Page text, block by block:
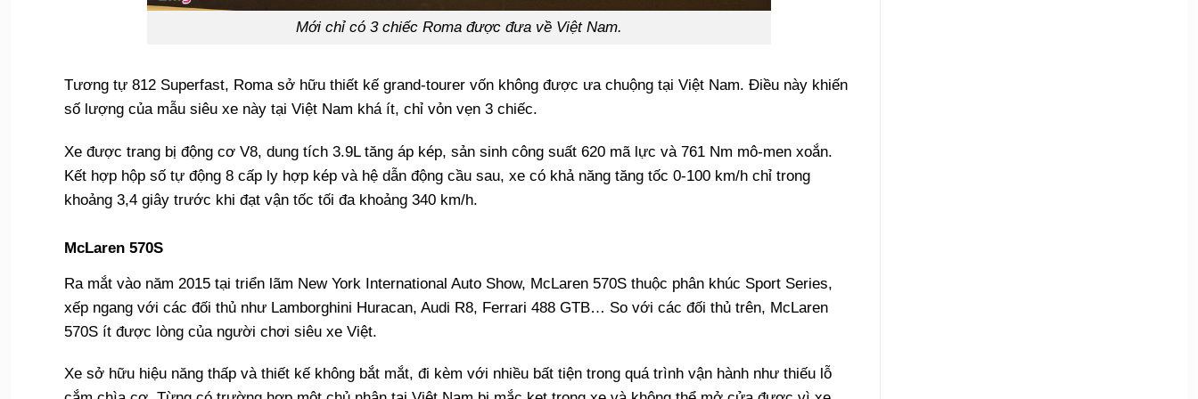
Mới chỉ có 3 chiếc Roma được đưa về Việt Nam.
Tương tự 812 Superfast, Roma sở hữu thiết kế grand-tourer vốn không được ưa chuộng tại Việt Nam. Điều này khiến
số lượng của mẫu siêu xe này tại Việt Nam khá ít, chỉ vỏn vẹn 3 chiếc.
Xe được trang bị động cơ V8, dung tích 3.9L tăng áp kép, sản sinh công suất 620 mã lực và 761 Nm mô-men xoắn.
Kết hợp hộp số tự động 8 cấp ly hợp kép và hệ dẫn động cầu sau, xe có khả năng tăng tốc 0-100 km/h chỉ trong
khoảng 3,4 giây trước khi đạt vận tốc tối đa khoảng 340 km/h.
McLaren 570S
Ra mắt vào năm 2015 tại triển lãm New York International Auto Show, McLaren 570S thuộc phân khúc Sport Series,
xếp ngang với các đối thủ như Lamborghini Huracan, Audi R8, Ferrari 488 GTB… So với các đối thủ trên, McLaren
570S ít được lòng của người chơi siêu xe Việt.
Xe sở hữu hiệu năng thấp và thiết kế không bắt mắt, đi kèm với nhiều bất tiện trong quá trình vận hành như thiếu lỗ